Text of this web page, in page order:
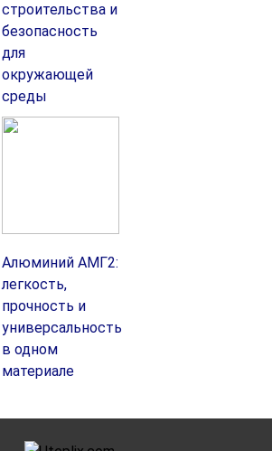
строительства и
безопасность
для
окружающей
среды
Алюминий АМГ2:
легкость,
прочность и
универсальность
в одном
материале